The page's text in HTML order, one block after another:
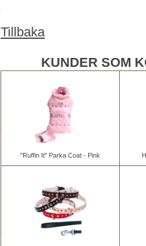
Tillbaka
KUNDER SOM
"Ruffin It" Parka Coat - Pink